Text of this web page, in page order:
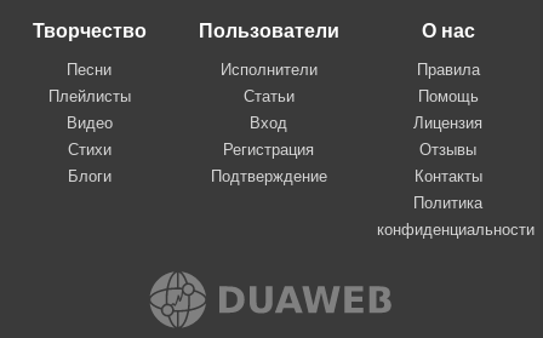
Творчество
Песни
Плейлисты
Видео
Стихи
Блоги
Пользователи
Исполнители
Статьи
Вход
Регистрация
Подтверждение
О нас
Правила
Помощь
Лицензия
Отзывы
Контакты
Политика
конфиденциальности